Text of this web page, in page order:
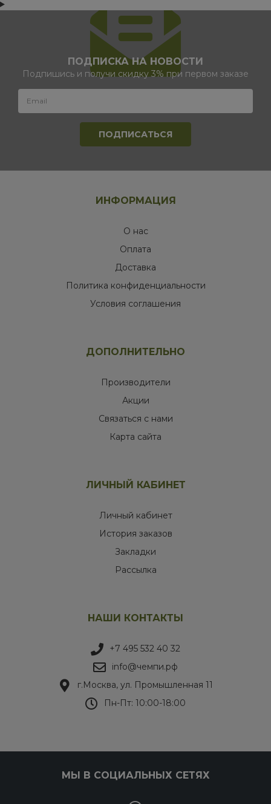
ПОДПИСКА НА НОВОСТИ
Подпишись и получи скидку 3% при первом заказе
ИНФОРМАЦИЯ
О нас
Оплата
Доставка
Политика конфиденциальности
Условия соглашения
ДОПОЛНИТЕЛЬНО
Производители
Акции
Связаться с нами
Карта сайта
ЛИЧНЫЙ КАБИНЕТ
Личный кабинет
История заказов
Закладки
Рассылка
НАШИ КОНТАКТЫ
+7 495 532 40 32
info@чемпи.рф
г.Москва, ул. Промышленная 11
Пн-Пт: 10:00-18:00
МЫ В СОЦИАЛЬНЫХ СЕТЯХ